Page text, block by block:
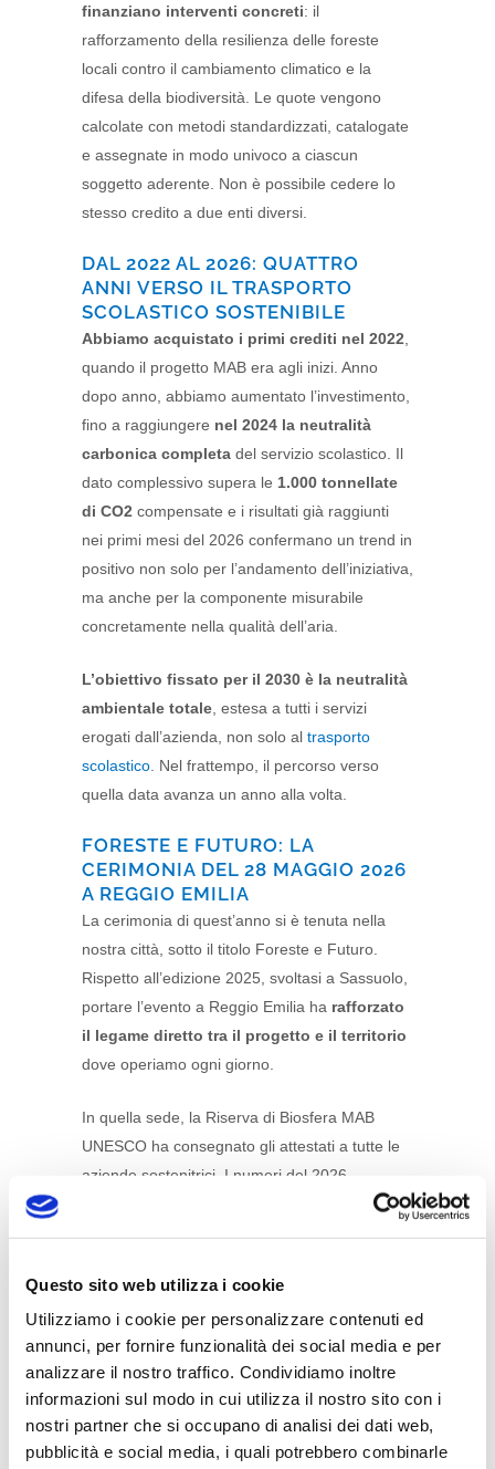
Questo sito web utilizza i cookie
Utilizziamo i cookie per personalizzare contenuti ed
annunci, per fornire funzionalità dei social media e per
analizzare il nostro traffico. Condividiamo inoltre
informazioni sul modo in cui utilizza il nostro sito con i
nostri partner che si occupano di analisi dei dati web,
pubblicità e social media, i quali potrebbero combinarle
finanziano interventi concreti: il
rafforzamento della resilienza delle foreste
locali contro il cambiamento climatico e la
difesa della biodiversità. Le quote vengono
calcolate con metodi standardizzati, catalogate
e assegnate in modo univoco a ciascun
soggetto aderente. Non è possibile cedere lo
stesso credito a due enti diversi.
DAL 2022 AL 2026: QUATTRO
ANNI VERSO IL TRASPORTO
SCOLASTICO SOSTENIBILE
Abbiamo acquistato i primi crediti nel 2022
quando il progetto MAB era agli inizi. Anno
dopo anno, abbiamo aumentato l’investimento,
fino a raggiungere nel 2024 la neutralità
carbonica completa del servizio scolastico. Il
dato complessivo supera le 1.000 tonnellate
di CO2 compensate e i risultati già raggiunti
nei primi mesi del 2026 confermano un trend in
positivo non solo per l’andamento dell’iniziativa,
ma anche per la componente misurabile
concretamente nella qualità dell’aria.
L’obiettivo fissato per il 2030 è la neutralità
ambientale totale , estesa a tutti i servizi
erogati dall’azienda, non solo al trasporto
scolastico . Nel frattempo, il percorso verso
quella data avanza un anno alla volta.
FORESTE E FUTURO: LA
CERIMONIA DEL 28 MAGGIO 2026
A REGGIO EMILIA
La cerimonia di quest’anno si è tenuta nella
nostra città, sotto il titolo Foreste e Futuro.
Rispetto all’edizione 2025, svoltasi a Sassuolo,
portare l’evento a Reggio Emilia ha rafforzato
il legame diretto tra il progetto e il territorio
dove operiamo ogni giorno.
In quella sede, la Riserva di Biosfera MAB
UNESCO ha consegnato gli attestati a tutte le
aziende sostenitrici. I numeri del 2026
66
crediti di sostenibilità, contro i 4.663
acquistati nell’intero 2025. Dall’avvio
dell’iniziativa, nel2022, l’ammontare delle
quote vendutearriva a 17.584, corrispondenti
ad altrettante tonnellate di CO2 assorbite
attraverso interventi di gestione forestale
sostenibile.